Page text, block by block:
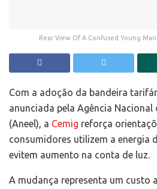
Rear View Of A Confused Young
Com a adoção da bandeira
anunciada pela Agência Nacional
(Aneel), a Cemig reforça
consumidores utilizem a energia
evitem aumento na conta de luz.
A mudança representa um custo